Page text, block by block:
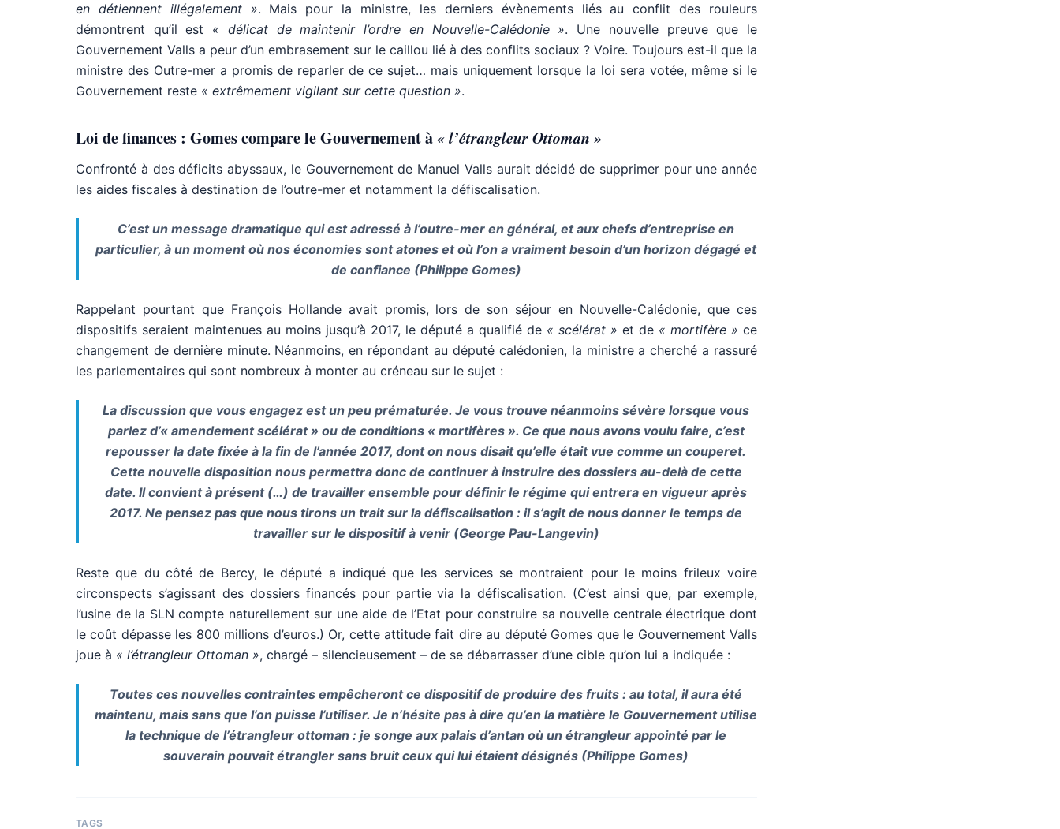
en détiennent illégalement ». Mais pour la ministre, les derniers évènements liés au conflit des rouleurs
démontrent qu’il est « délicat de maintenir l’ordre en Nouvelle-Calédonie ». Une nouvelle preuve que le
Gouvernement Valls a peur d’un embrasement sur le caillou lié à des conflits sociaux ? Voire. Toujours est-il que la
ministre des Outre-mer a promis de reparler de ce sujet… mais uniquement lorsque la loi sera votée, même si le
Gouvernement reste « extrêmement vigilant sur cette question ».
Loi de finances : Gomes compare le Gouvernement à« l’étrangleur Ottoman »
Confronté à des déficits abyssaux, le Gouvernement de Manuel Valls aurait décidé de supprimer pour une année
les aides fiscales à destination de l’outre-mer et notamment la défiscalisation.
C’est un message dramatique qui est adressé à l’outre-mer en général, et aux chefs d’entreprise en
particulier, à un moment où nos économies sont atones et où l’on a vraiment besoin d’un horizon dégagé et
de confiance (Philippe Gomes)
Rappelant pourtant que François Hollande avait promis, lors de son séjour en Nouvelle-Calédonie, que ces
dispositifs seraient maintenues au moins jusqu’à 2017, le député a qualifié de « scélérat » et de « mortifère » ce
changement de dernière minute. Néanmoins, en répondant au député calédonien, la ministre a cherché a rassuré
les parlementaires qui sont nombreux à monter au créneau sur le sujet :
La discussion que vous engagez est un peu prématurée. Je vous trouve néanmoins sévère lorsque vous
parlez d’« amendement scélérat » ou de conditions « mortifères ». Ce que nous avons voulu faire, c’est
repousser la date fixée à la fin de l’année 2017, dont on nous disait qu’elle était vue comme un couperet.
Cette nouvelle disposition nous permettra donc de continuer à instruire des dossiers au-delà de cette
date. Il convient à présent (…) de travailler ensemble pour définir le régime qui entrera en vigueur après
2017. Ne pensez pas que nous tirons un trait sur la défiscalisation : il s’agit de nous donner le temps de
travailler sur le dispositif à venir (George Pau-Langevin)
Reste que du côté de Bercy, le député a indiqué que les services se montraient pour le moins frileux voire
circonspects s’agissant des dossiers financés pour partie via la défiscalisation. (C’est ainsi que, par exemple,
l’usine de la SLN compte naturellement sur une aide de l’Etat pour construire sa nouvelle centrale électrique dont
le coût dépasse les 800 millions d’euros.) Or, cette attitude fait dire au député Gomes que le Gouvernement Valls
joue à « l’étrangleur Ottoman », chargé – silencieusement – de se débarrasser d’une cible qu’on lui a indiquée :
Toutes ces nouvelles contraintes empêcheront ce dispositif de produire des fruits : au total, il aura été
maintenu, mais sans que l’on puisse l’utiliser. Je n’hésite pas à dire qu’en la matière le Gouvernement utilise
la technique de l’étrangleur ottoman : je songe aux palais d’antan où un étrangleur appointé par le
souverain pouvait étrangler sans bruit ceux qui lui étaient désignés (Philippe Gomes)
TAGS